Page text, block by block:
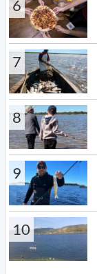
6
7
8
9
10